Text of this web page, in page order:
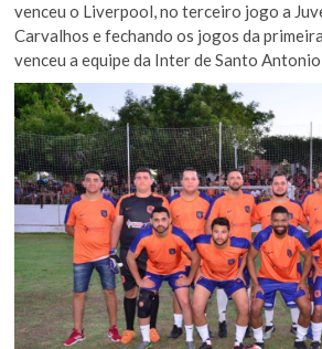
venceu o Liverpool, no terceiro jogo a
Carvalhos e fechando os jogos da
venceu a equipe da Inter de Santo